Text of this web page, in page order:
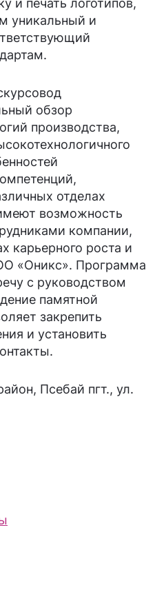
и печать логотипов,
уникальный и
обзор
производства,
отделах
возможность
компании,
карьерного роста и
«Оникс». Программа
с руководством
памятной
закрепить
и установить
Псебай пгт., ул.